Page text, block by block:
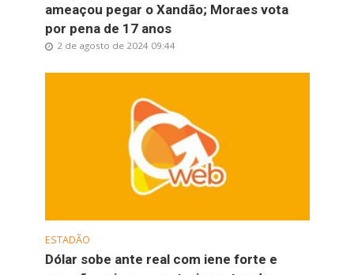
ameaçou pegar o Xandão; Moraes vota
por pena de 17 anos
2 de agosto de 2024 09:44
ESTADÃO
Dólar sobe ante real com iene forte e